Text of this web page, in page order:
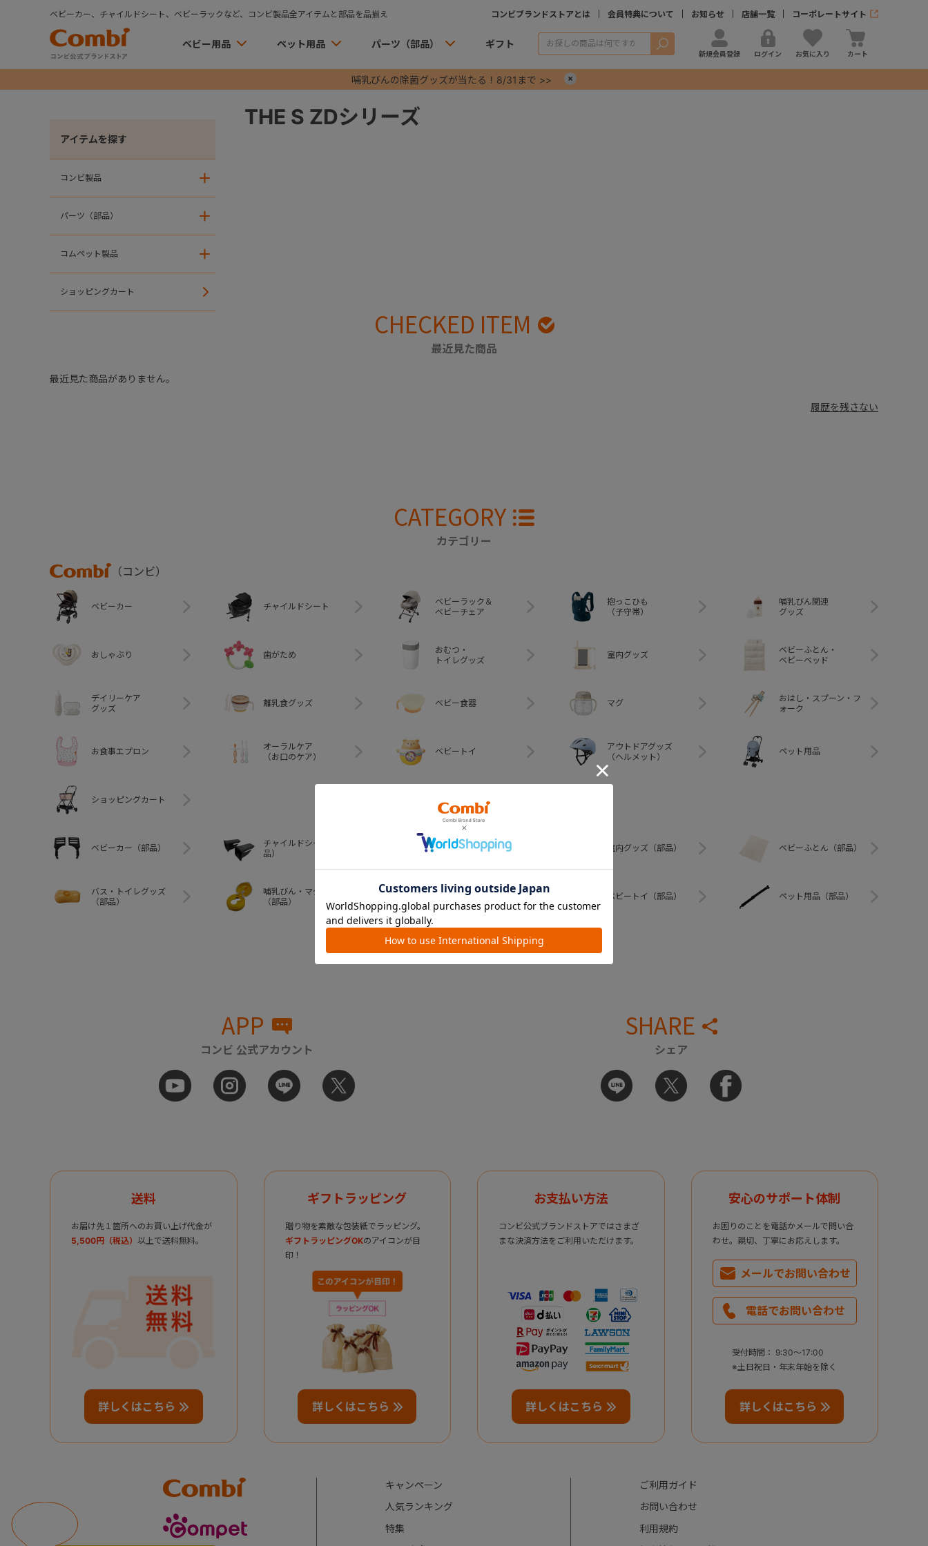
ベビーカー、チャイルドシート、ベビーラックなど、コンビ製品全アイテムと部品を品揃え コンビブランドストアとは 会員特典について お知らせ 店舗一覧 コーポレートサイト
ベビー用品 ペット用品 パーツ（部品） ギフト 検索
新規会員登録 ログイン お気に入り カート
哺乳びんの除菌グッズが当たる！8/31まで >>
アイテムを探す
コンビ製品
パーツ（部品）
コムペット製品
ショッピングカート
THE S ZDシリーズ
CHECKED ITEM
最近見た商品
最近見た商品がありません。
履歴を残さない
CATEGORY
カテゴリー
Combi
（コンビ）
ベビーカー チャイルドシート
ベビーラック＆
ベビーチェア
抱っこひも
（子守帯）
哺乳びん関連
グッズ
おしゃぶり 歯がため
おむつ・
トイレグッズ
室内グッズ
ベビーふとん・
ベビーベッド
デイリーケア
グッズ
離乳食グッズ ベビー食器 マグ
おはし・スプーン・フ
ォーク
お食事エプロン
オーラルケア
（お口のケア）
ベビートイ
アウトドアグッズ
（ヘルメット）
ペット用品
ショッピングカート
ベビーカー（部品）
チャイルドシート（部
品）
ベビーラック＆チェア
室内グッズ（部品） ベビーふとん（部品）
バス・トイレグッズ
（部品）
哺乳びん・マグ関連
（部品）
ベビー食器（部品） ベビートイ（部品） ペット用品（部品）
APP
コンビ 公式アカウント
SHARE
シェア
送料
お届け先１箇所へのお買い上げ代金が
5,500円（税込） 以上で送料無料。
詳しくはこちら
ギフトラッピング
贈り物を素敵な包装紙でラッピング。
ギフトラッピングOKのアイコンが目
印！
詳しくはこちら
お支払い方法
コンビ公式ブランドストアではさまざ
まな決済方法をご利用いただけます。
詳しくはこちら
安心のサポート体制
お困りのことを電話かメールで問い合
わせ。親切、丁寧にお応えします。
メールでお問い合わせ
電話でお問い合わせ
受付時間： 9:30～17:00
※土日祝日・年末年始を除く
詳しくはこちら
Combi
キャンペーン
人気ランキング
特集
ご利用ガイド
お問い合わせ
利用規約